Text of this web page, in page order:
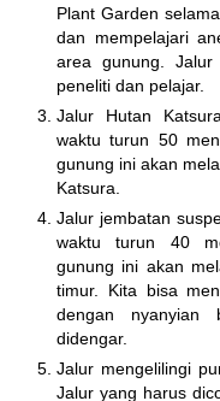
Plant Garden
dan mempelajari
area gunung.
peneliti dan pelajar.
Jalur Hutan
waktu turun 50
gunung ini akan
Katsura.
Jalur jembatan
waktu turun 40
gunung ini akan
timur. Kita bisa
dengan nyanyian
didengar.
Jalur mengelilingi
Jalur yang harus